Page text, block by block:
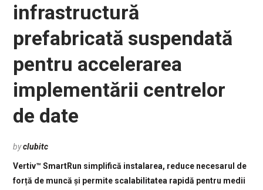
infrastructură
prefabricată suspendată
pentru accelerarea
implementării centrelor
de date
byclubitc
Vertiv™ SmartRun simplifică instalarea, reduce necesarul de
forță de muncă și permite scalabilitatea rapidă pentru medii